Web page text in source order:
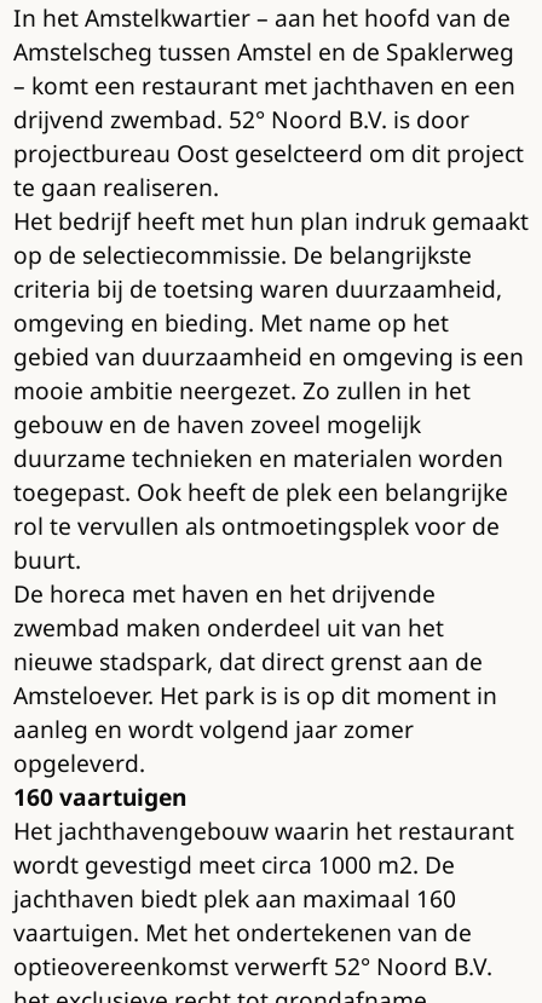
In het Amstelkwartier – aan het hoofd van de
Amstelscheg tussen Amstel en de Spaklerweg
– komt een restaurant met jachthaven en een
drijvend zwembad. 52° Noord B.V. is door
projectbureau Oost geselcteerd om dit project
te gaan realiseren.
Het bedrijf heeft met hun plan indruk gemaakt
op de selectiecommissie. De belangrijkste
criteria bij de toetsing waren duurzaamheid,
omgeving en bieding. Met name op het
gebied van duurzaamheid en omgeving is een
mooie ambitie neergezet. Zo zullen in het
gebouw en de haven zoveel mogelijk
duurzame technieken en materialen worden
toegepast. Ook heeft de plek een belangrijke
rol te vervullen als ontmoetingsplek voor de
buurt.
De horeca met haven en het drijvende
zwembad maken onderdeel uit van het
nieuwe stadspark, dat direct grenst aan de
Amsteloever. Het park is is op dit moment in
aanleg en wordt volgend jaar zomer
opgeleverd.
160 vaartuigen
Het jachthavengebouw waarin het restaurant
wordt gevestigd meet circa 1000 m2. De
jachthaven biedt plek aan maximaal 160
vaartuigen. Met het ondertekenen van de
optieovereenkomst verwerft 52° Noord B.V.